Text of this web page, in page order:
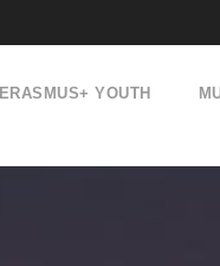
ERASMUS+ YOUTH